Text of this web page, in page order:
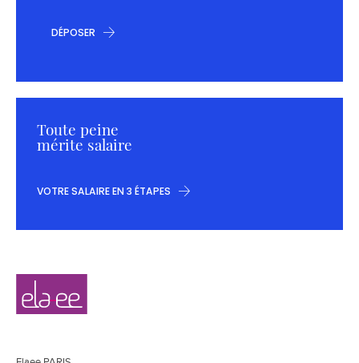
DÉPOSER
Toute peine
mérite salaire
VOTRE SALAIRE EN 3 ÉTAPES
Navigation
secondaire
Elaee